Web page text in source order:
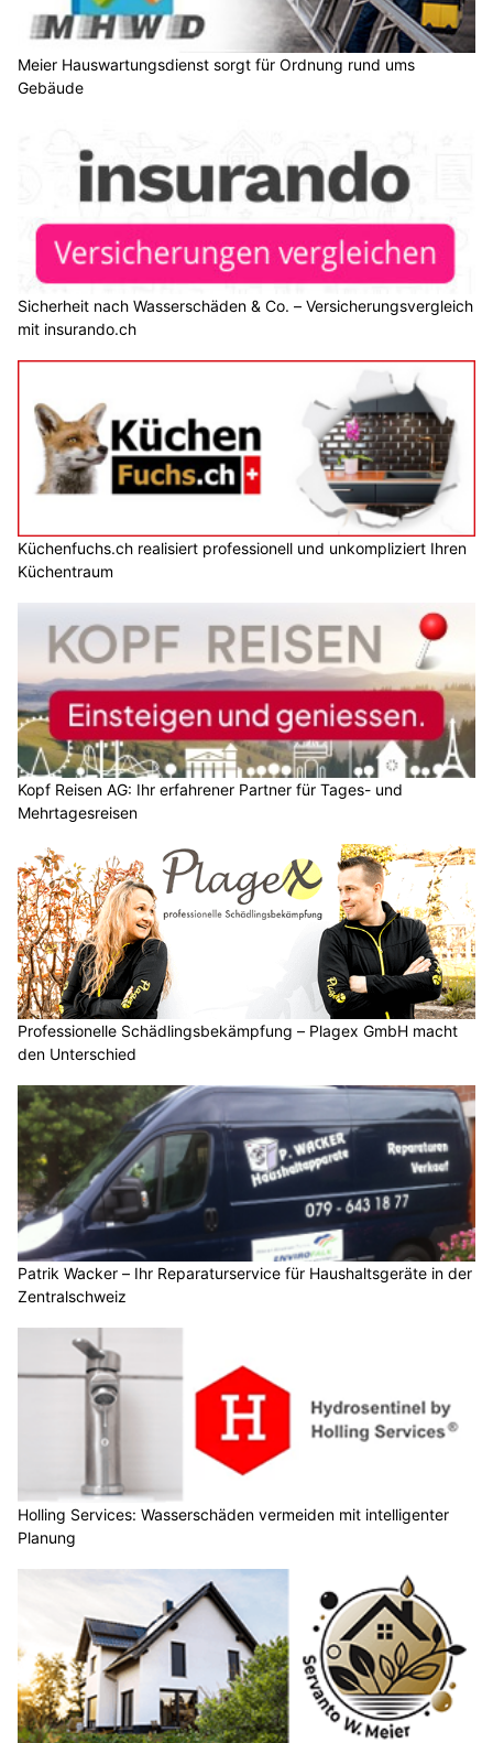
Meier Hauswartungsdienst sorgt für Ordnung rund ums
Gebäude
Sicherheit nach Wasserschäden & Co. – Versicherungsvergleich
mit insurando.ch
Küchenfuchs.ch realisiert professionell und unkompliziert Ihren
Küchentraum
Kopf Reisen AG: Ihr erfahrener Partner für Tages- und
Mehrtagesreisen
Professionelle Schädlingsbekämpfung – Plagex GmbH macht
den Unterschied
Patrik Wacker – Ihr Reparaturservice für Haushaltsgeräte in der
Zentralschweiz
Holling Services: Wasserschäden vermeiden mit intelligenter
Planung